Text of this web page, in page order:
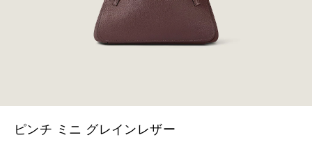
ピンチ ミニ グレインレザー